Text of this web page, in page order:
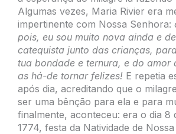
Algumas vezes, Maria Rivier era
impertinente com Nossa Senhora:
pois, eu sou muito nova ainda e
catequista junto das crianças,
tua bondade e ternura, e do amor
as há-de tornar felizes! E repetia
após dia, acreditando que o
ser uma bênção para ela e para
finalmente, aconteceu: era o dia 8
1774, festa da Natividade de